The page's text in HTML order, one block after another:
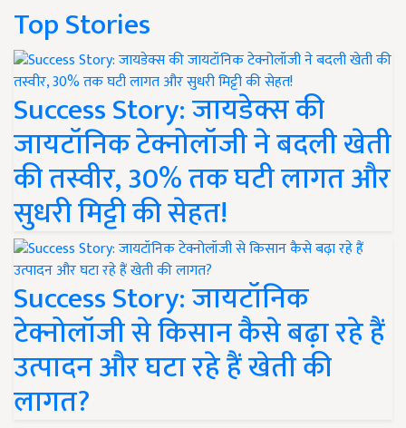
Top Stories
Success Story: जायडेक्स की
जायटॉनिक टेक्नोलॉजी ने बदली खेती
की तस्वीर, 30% तक घटी लागत और
सुधरी मिट्टी की सेहत!
Success Story: जायटॉनिक
टेक्नोलॉजी से किसान कैसे बढ़ा रहे हैं
उत्पादन और घटा रहे हैं खेती की
लागत?